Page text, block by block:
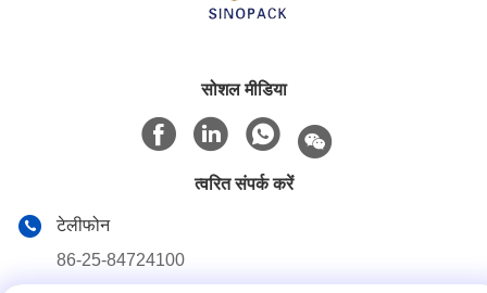
सोशल मीडिया
त्वरित संपर्क करें
टेलीफोन
86-25-84724100